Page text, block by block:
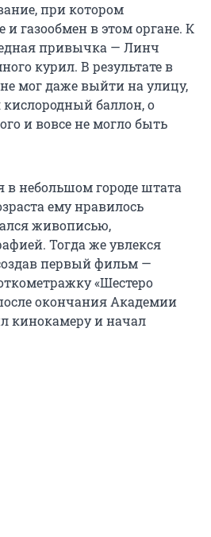
при котором
газообмен в этом органе. К
привычка — Линч
курил. В результате в
мог даже выйти на улицу,
кислородный баллон, о
и вовсе не могло быть
небольшом городе штата
ему нравилось
живописью,
Тогда же увлекся
первый фильм —
«Шестеро
окончания Академии
кинокамеру и начал